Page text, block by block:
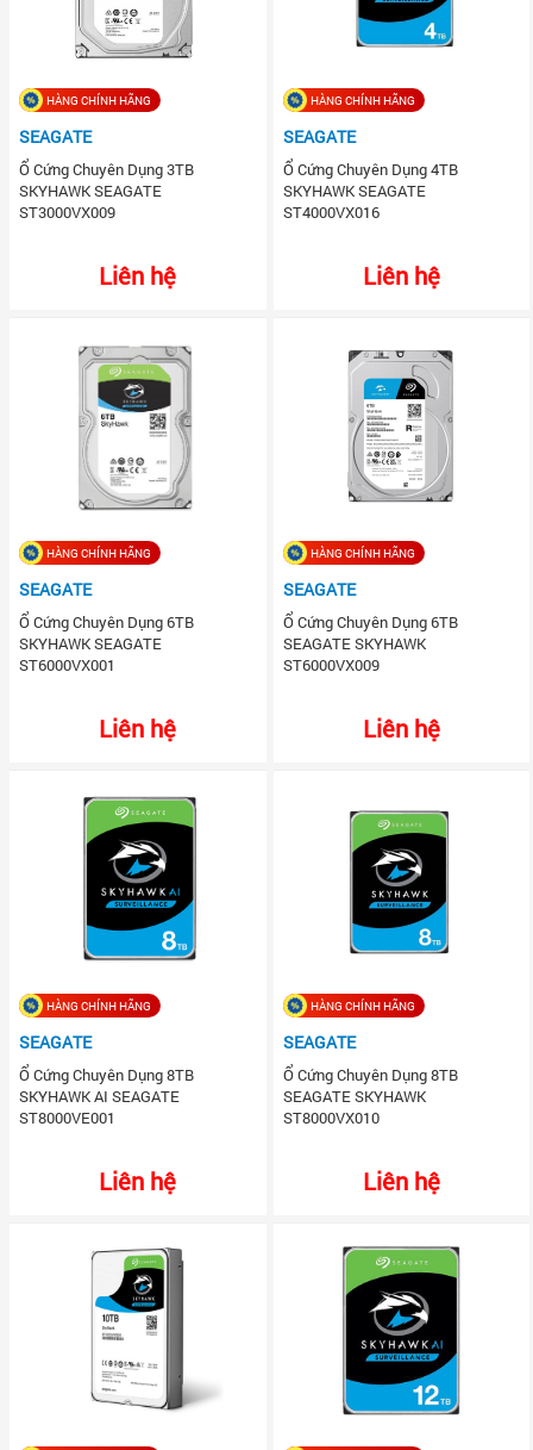
HÀNG CHÍNH HÃNG
SEAGATE
Ổ Cứng Chuyên Dụng 3TB
SKYHAWK SEAGATE
ST3000VX009
Liên hệ
HÀNG CHÍNH HÃNG
SEAGATE
Ổ Cứng Chuyên Dụng 4TB
SKYHAWK SEAGATE
ST4000VX016
Liên hệ
HÀNG CHÍNH HÃNG
SEAGATE
Ổ Cứng Chuyên Dụng 6TB
SKYHAWK SEAGATE
ST6000VX001
Liên hệ
HÀNG CHÍNH HÃNG
SEAGATE
Ổ Cứng Chuyên Dụng 6TB
SEAGATE SKYHAWK
ST6000VX009
Liên hệ
HÀNG CHÍNH HÃNG
SEAGATE
Ổ Cứng Chuyên Dụng 8TB
SKYHAWK AI SEAGATE
ST8000VE001
Liên hệ
HÀNG CHÍNH HÃNG
SEAGATE
Ổ Cứng Chuyên Dụng 8TB
SEAGATE SKYHAWK
ST8000VX010
Liên hệ